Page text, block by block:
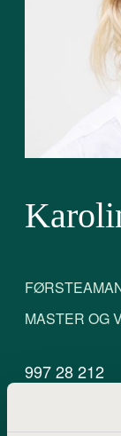
MASTER OG
997 28 212